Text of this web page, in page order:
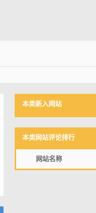
本类新入网站
本类网站评论排行
网站名称